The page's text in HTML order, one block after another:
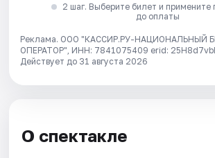
2 шаг. Выберите билет и примените
до оплаты
Реклама. ООО "КАССИР.РУ-НАЦИОНАЛЬНЫЙ
ОПЕРАТОР", ИНН: 7841075409 erid:
Действует до 31 августа 2026
О спектакле